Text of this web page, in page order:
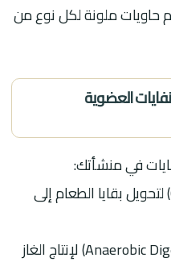
حاويات ملونة لكل نوع من
العضوية
في منشأتك:
· استخدم التسميد (Composting) لتحويل بقايا الطعام إلى
· طبق الهضم اللاهوائي (Anaerobic Digestion) لإنتاج الغاز